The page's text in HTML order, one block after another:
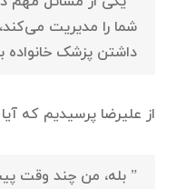
شما را مدیریت
داشتن پزشک خانواده
از علیرضا پرسیدیم که
” بله، من چند وقت